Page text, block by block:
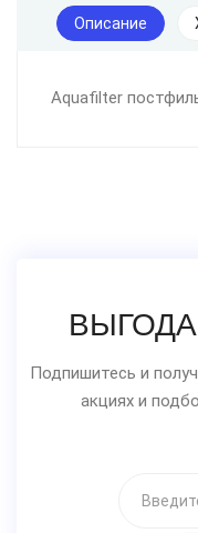
Описание
Aquafilter
Подпишитесь и
акциях и